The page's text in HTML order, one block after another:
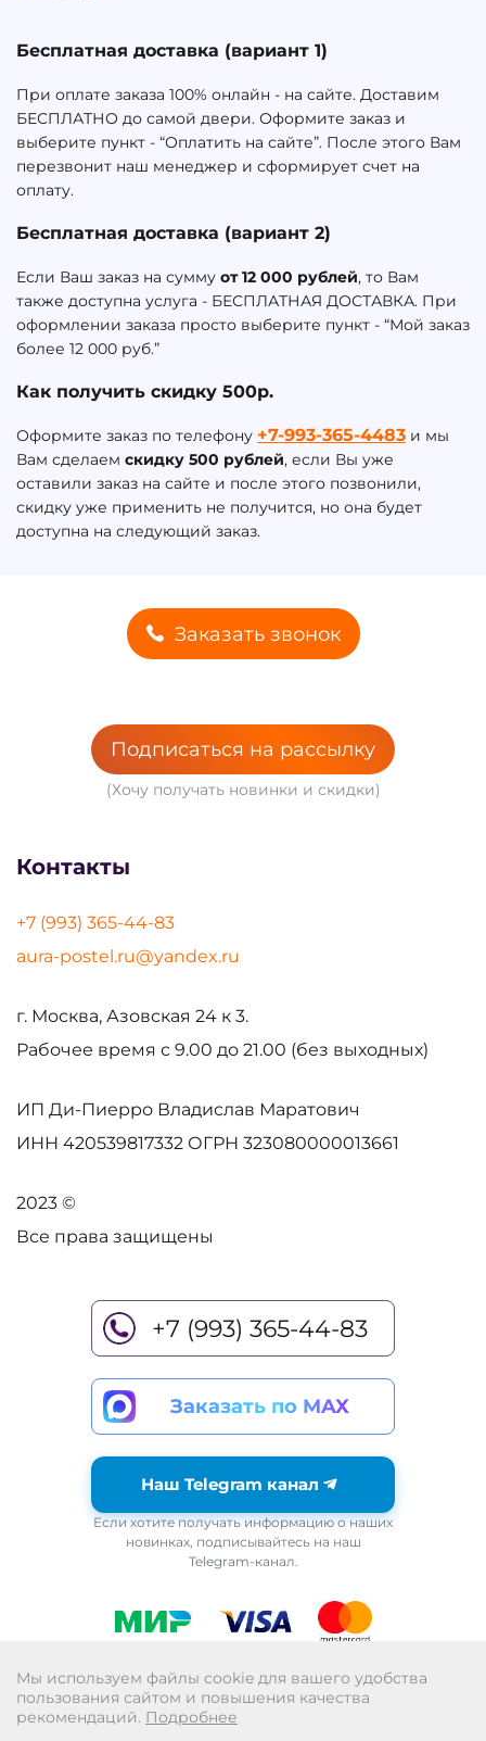
Бесплатная доставка (вариант 1)
При оплате заказа 100% онлайн - на сайте. Доставим
БЕСПЛАТНО до самой двери. Оформите заказ и
выберите пункт - “Оплатить на сайте”. После этого Вам
перезвонит наш менеджер и сформирует счет на
оплату.
Бесплатная доставка (вариант 2)
Если Ваш заказ на сумму от 12 000 рублей, то Вам
также доступна услуга - БЕСПЛАТНАЯ ДОСТАВКА. При
оформлении заказа просто выберите пункт - “Мой заказ
более 12 000 руб.”
Как получить скидку 500р.
Оформите заказ по телефону +7-993-365-4483 и мы
Вам сделаем скидку 500 рублей, если Вы уже
оставили заказ на сайте и после этого позвонили,
скидку уже применить не получится, но она будет
доступна на следующий заказ.
Заказать звонок
Подписаться на рассылку
(Хочу получать новинки и скидки)
Контакты
+7 (993) 365-44-83
aura-postel.ru@yandex.ru
г. Москва, Азовская 24 к 3.
Рабочее время с 9.00 до 21.00 (без выходных)
ИП Ди-Пиерро Владислав Маратович
ИНН 420539817332 ОГРН 323080000013661
2023 ©
Все права защищены
+7 (993) 365-44-83
Возврат
Политика обработки персональных данных
Заказать по MAX
Наш Telegram канал
Если хотите получать информацию о наших
новинках, подписывайтесь на наш
Telegram-канал.
Мы используем файлы cookie для вашего удобства
пользования сайтом и повышения качества
рекомендаций. Подробнее